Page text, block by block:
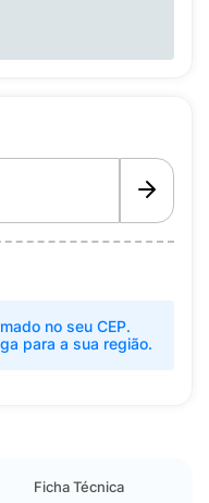
no seu CEP.
para a sua região.
Ficha Técnica